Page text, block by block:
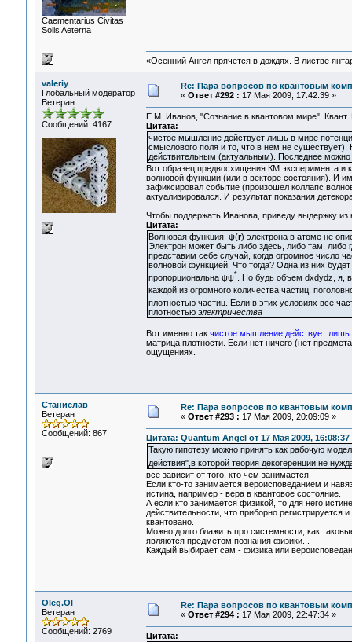
Сaementarius Civitas
Solis Aeterna
«Осенний Ангел прячется в дождях. В листве
valeriy
Глобальный модератор
Ветеран
Сообщений: 4167
Re: Пара вопросов по квантовым
« Ответ #292 : 17 Мая 2009, 17:42:39 »
Е.М. Иванов, "Сознание в квантовом мире", Квант.
Цитата:
чистое мышление действует лишь в мире
смыслового поля и то, что в нем не
действительным (актуальным). Последнее можно
Вот образец предвосхищения КМ эксперимента и
волновой функции (или в векторе состояния). И
зафиксировал событие (произошел коллапс
актуализировался. И результат показания
Чтобы поддержать Иванова, приведу выдержку из
Цитата:
Волновая функция ψ(r) электрона в атоме не
Электрон может быть либо здесь, либо там, либо
представим себе случай, когда огромное число
волновой функцией. Что тогда? Одна из них
пропорциональна ψψ* . Но будь объем dxdydz, я,
каждой из огромного количества частиц,
плотностью частиц. Если в этих условиях все
плотностью электричества
Вот именно так чистое мышление действует лишь
матрица плотности. Если нет ничего (нет
ощущениях.
Станислав
Ветеран
Сообщений: 867
Re: Пара вопросов по квантовым
« Ответ #293 : 17 Мая 2009, 20:09:09 »
Цитата: Quantum Angel от 17 Мая 2009, 16:08:37
Такую гипотезу можно принять как рабочую
действия",в которой теория декогеренции не
все зависит от того, кто чем занимается.
Если кто-то занимается вероисповеданием и
истина, например - вера в квантовое состояние.
А если кто занимается физикой, то для него
действительности, что приборно
квантовано.
Можно долго блажить про системности, как
являются предметом познания физики...
Каждый выбирает сам - физика или
Oleg.Ol
Ветеран
Сообщений: 2769
Re: Пара вопросов по квантовым
« Ответ #294 : 17 Мая 2009, 22:47:34 »
Цитата: